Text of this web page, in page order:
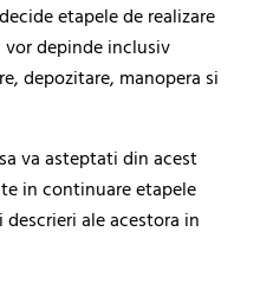
etapele de realizare
depinde inclusiv
depozitare, manopera si
va asteptati din acest
in continuare etapele
ale acestora in